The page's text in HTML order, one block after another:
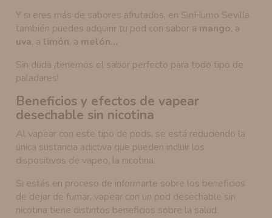
Y si eres más de sabores afrutados, en SinHumo Sevilla
también puedes adquirir tu pod con sabor a mango, a
uva, a limón, a melón…
Sin duda ¡tenemos el sabor perfecto para todo tipo de
paladares!
Beneficios y efectos de vapear
desechable sin nicotina
Al vapear con este tipo de pods, se está reduciendo la
única sustancia adictiva que pueden incluir los
dispositivos de vapeo, la nicotina.
Si estás en proceso de informarte sobre los beneficios
de dejar de fumar, vapear con un pod desechable sin
nicotina tiene distintos beneficios sobre la salud.